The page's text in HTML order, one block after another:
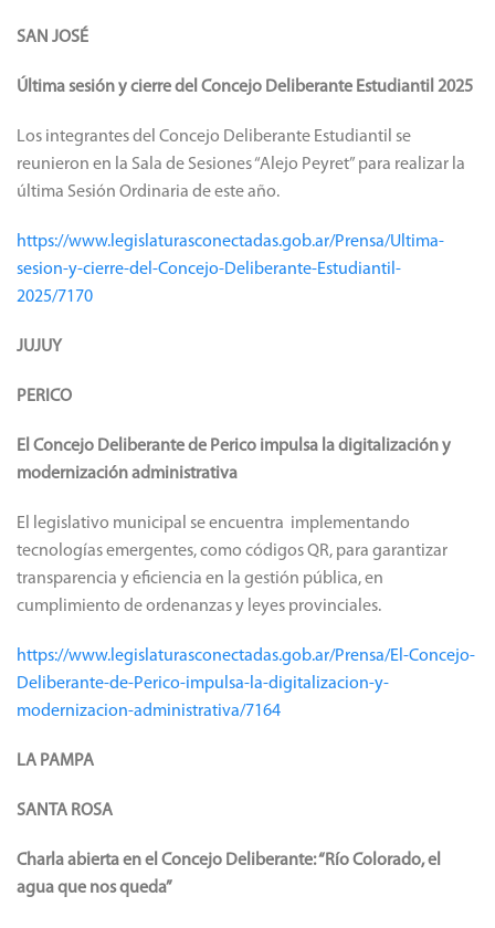
SAN JOSÉ
Última sesión y cierre del Concejo Deliberante Estudiantil 2025
Los integrantes del Concejo Deliberante Estudiantil se
reunieron en la Sala de Sesiones “Alejo Peyret” para realizar la
última Sesión Ordinaria de este año.
https://www.legislaturasconectadas.gob.ar/Prensa/Ultima-
sesion-y-cierre-del-Concejo-Deliberante-Estudiantil-
2025/7170
JUJUY
PERICO
El Concejo Deliberante de Perico impulsa la digitalización y
modernización administrativa
El legislativo municipal se encuentra implementando
tecnologías emergentes, como códigos QR, para garantizar
transparencia y eficiencia en la gestión pública, en
cumplimiento de ordenanzas y leyes provinciales.
https://www.legislaturasconectadas.gob.ar/Prensa/El-Concejo-
Deliberante-de-Perico-impulsa-la-digitalizacion-y-
modernizacion-administrativa/7164
LA PAMPA
SANTA ROSA
Charla abierta en el Concejo Deliberante: “Río Colorado, el
agua que nos queda”